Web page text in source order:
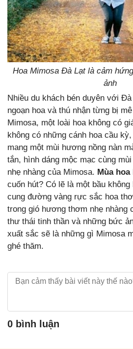
Hoa Mimosa Đà Lạt là cảm
ảnh
Nhiều du khách bén duyên với
ngoạn hoa và thú nhận từng bị
Mimosa, một loài hoa không có
không có những cánh hoa cầu
mang một mùi hương nồng nàn
tắn, hình dáng mộc mạc cùng
nhẹ nhàng của Mimosa. Mùa
cuốn hút? Có lẽ là một bầu
cung đường vàng rực sắc hoa
trong gió hương thơm nhẹ nhàng
thư thái tinh thần và những bức
xuất sắc sẽ là những gì Mimosa
ghé thăm.
0 bình luận